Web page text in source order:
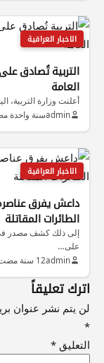
الاخبار العراقية
العامة
أعلنت وزارة التربية، اليوم الإثنين، ( 30 يونيو
adminسنة واحدة
الاخبار العراقية
داعش يفرق
الطائرات المقاتلة
إلى ذلك كشف مصدر في
على…
admin12 سنة مضت
اترك تعليقاً
لن يتم نشر عنوان
*
التعليق *